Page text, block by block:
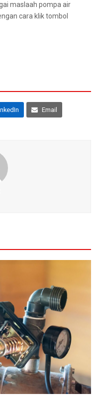
maslaah pompa air
cara klik tombol
Email